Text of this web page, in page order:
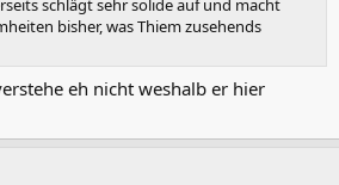
schlägt sehr solide auf und macht
bisher, was Thiem zusehends
eh nicht weshalb er hier